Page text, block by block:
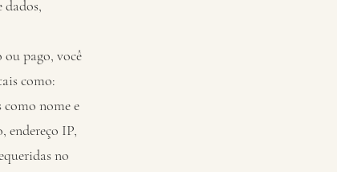
pago, você
como:
como nome e
endereço IP,
no